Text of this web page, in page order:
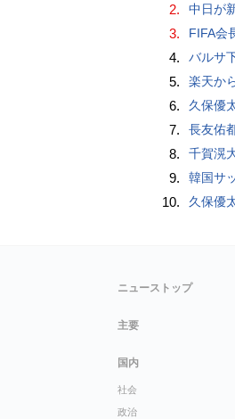
2. 中日が
3. FIFA会
4. バルサ
5. 楽天か
6. 久保優
7. 長友佑
8. 千賀滉
9. 韓国サッカー界に
10. 久保優
ニューストップ
主要
国内
社会
政治